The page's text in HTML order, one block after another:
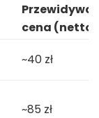
cena (netto)
~40 zł
~85 zł